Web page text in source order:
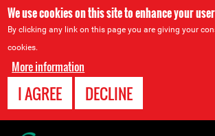
We use cookies on this site to enhance your
By clicking any link on this page you are giving your
cookies.
More information
I AGREE DECLINE
Back